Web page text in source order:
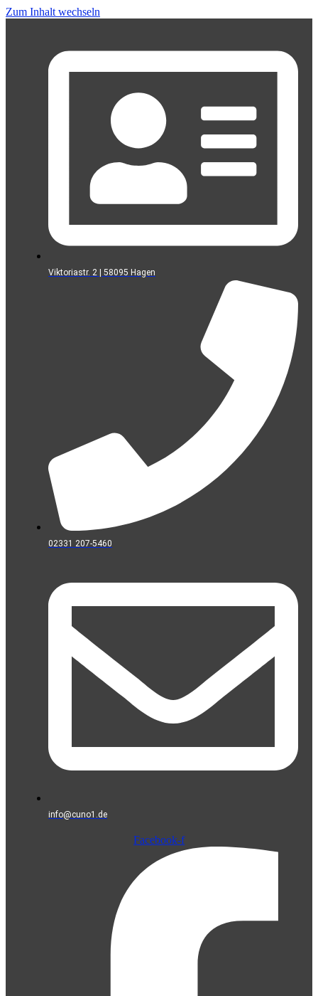
Zum Inhalt wechseln
Viktoriastr. 2 | 58095 Hagen
02331 207-5460
info@cuno1.de
Facebook-f